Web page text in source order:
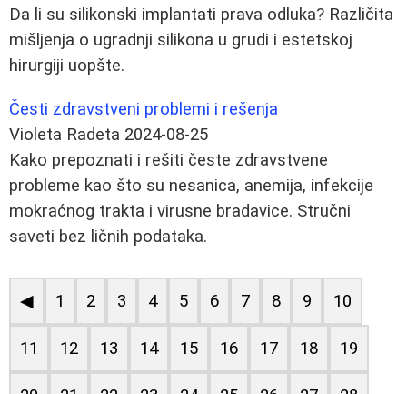
Da li su silikonski implantati prava odluka? Različita
mišljenja o ugradnji silikona u grudi i estetskoj
hirurgiji uopšte.
Česti zdravstveni problemi i rešenja
Violeta Radeta 2024-08-25
Kako prepoznati i rešiti česte zdravstvene
probleme kao što su nesanica, anemija, infekcije
mokraćnog trakta i virusne bradavice. Stručni
saveti bez ličnih podataka.
◀ 1 2 3 4 5 6 7 8 9 10
11 12 13 14 15 16 17 18 19